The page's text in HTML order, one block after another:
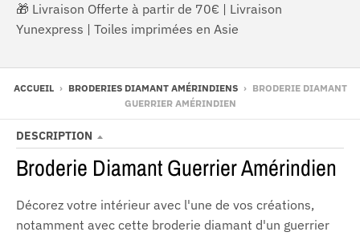
🎁 Livraison Offerte à partir de 70€ | Livraison
Yunexpress | Toiles imprimées en Asie
ACCUEIL › BRODERIES DIAMANT AMÉRINDIENS › BRODERIE DIAMANT
GUERRIER AMÉRINDIEN
DESCRIPTION
Broderie Diamant Guerrier Amérindien
Décorez votre intérieur avec l'une de vos créations,
notamment avec cette broderie diamant d'un guerrier